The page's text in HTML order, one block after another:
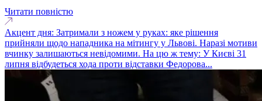
Читати повністю
Акцент дня: Затримали з ножем у руках: яке рішення
прийняли щодо нападника на мітингу у Львові. Наразі мотиви
вчинку залишаються невідомими. На цю ж тему: У Києві 31
липня відбудеться хода проти відставки Федорова...